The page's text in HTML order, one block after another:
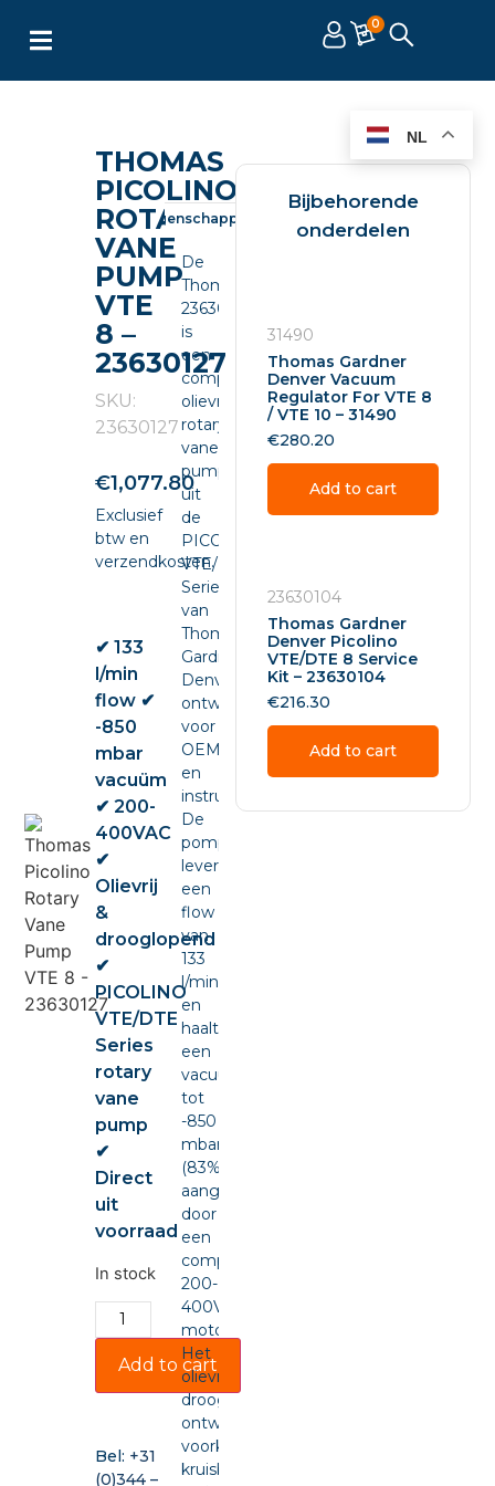
0
THOMAS
PICOLINO
ROTARY
VANE
PUMP
VTE
8 –
23630127
SKU:
23630127
€1,077.80
Exclusief
btw en
verzendkosten.
✔ 133
l/min
flow ✔
-850
mbar
vacuüm
✔ 200-
400VAC
✔
Olievrij
&
drooglopend
✔
PICOLINO
VTE/DTE
Series
rotary
vane
pump
✔
Direct
uit
voorraad
In stock
Add to cart
Bel: +31
(0)344 –
Omschrijving Eigenschappen
De
Thomas
23630127
is
een
compacte
olievrije
rotary
vane
pump
uit
de
PICOLINO
VTE/DTE
Series
van
Thomas
Gardner
Denver,
ontwikkeld
voor
OEM-
en
instrumentintegratie.
De
pomp
levert
een
flow
van
133
l/min
en
haalt
een
vacuüm
tot
-850
mbar
(83%),
aangedreven
door
een
compacte
200-
400VAC-
motor.
Het
olievrije,
drooglopende
ontwerp
voorkomt
kruisbesmetting
Bijbehorende
onderdelen
31490
Thomas Gardner
Denver Vacuum
Regulator For VTE 8
/ VTE 10 – 31490
€280.20
Add to cart
23630104
Thomas Gardner
Denver Picolino
VTE/DTE 8 Service
Kit – 23630104
€216.30
Add to cart
NL